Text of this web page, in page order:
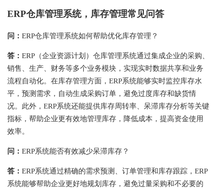
ERP仓库管理系统，库存管理常见问答
问： ERP仓库管理系统如何帮助优化库存管理？
答： ERP（企业资源计划）仓库管理系统通过集成企业的采购、
销售、生产、财务等多个业务模块，实现实时数据共享和业务
流程自动化。在库存管理方面，ERP系统能够实时监控库存水
平，预测需求，自动生成采购订单，避免过度库存和缺货情
况。此外，ERP系统还能提供库存周转率、呆滞库存分析等关键
指标，帮助企业更有效地管理库存，降低成本，提高资金使用
效率。
问： ERP系统能否有效减少呆滞库存？
答： ERP系统通过精确的需求预测、订单管理和库存跟踪，ERP
系统能够帮助企业更好地规划库存，避免过量采购和不必要的